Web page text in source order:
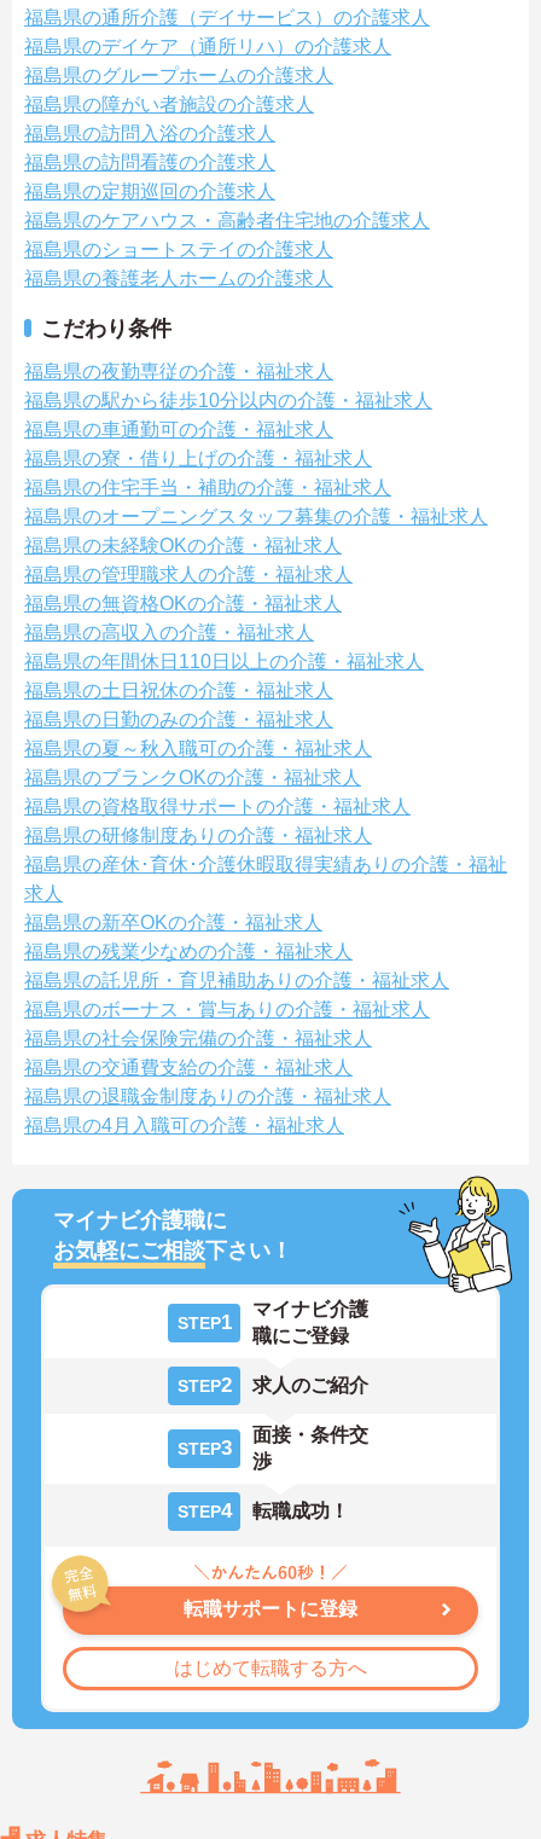
福島県の通所介護（デイサービス）の介護求人
福島県のデイケア（通所リハ）の介護求人
福島県のグループホームの介護求人
福島県の障がい者施設の介護求人
福島県の訪問入浴の介護求人
福島県の訪問看護の介護求人
福島県の定期巡回の介護求人
福島県のケアハウス・高齢者住宅地の介護求人
福島県のショートステイの介護求人
福島県の養護老人ホームの介護求人
こだわり条件
福島県の夜勤専従の介護・福祉求人
福島県の駅から徒歩10分以内の介護・福祉求人
福島県の車通勤可の介護・福祉求人
福島県の寮・借り上げの介護・福祉求人
福島県の住宅手当・補助の介護・福祉求人
福島県のオープニングスタッフ募集の介護・福祉求人
福島県の未経験OKの介護・福祉求人
福島県の管理職求人の介護・福祉求人
福島県の無資格OKの介護・福祉求人
福島県の高収入の介護・福祉求人
福島県の年間休日110日以上の介護・福祉求人
福島県の土日祝休の介護・福祉求人
福島県の日勤のみの介護・福祉求人
福島県の夏～秋入職可の介護・福祉求人
福島県のブランクOKの介護・福祉求人
福島県の資格取得サポートの介護・福祉求人
福島県の研修制度ありの介護・福祉求人
福島県の産休･育休･介護休暇取得実績ありの介護・福祉
求人
福島県の新卒OKの介護・福祉求人
福島県の残業少なめの介護・福祉求人
福島県の託児所・育児補助ありの介護・福祉求人
福島県のボーナス・賞与ありの介護・福祉求人
福島県の社会保険完備の介護・福祉求人
福島県の交通費支給の介護・福祉求人
福島県の退職金制度ありの介護・福祉求人
福島県の4月入職可の介護・福祉求人
マイナビ介護職に
お気軽にご相談下さい！
STEP1
マイナビ介護
職にご登録
STEP2 求人のご紹介
STEP3
面接・条件交
渉
STEP4 転職成功！
転職サポートに登録
はじめて転職する方へ